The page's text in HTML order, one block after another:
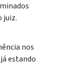
juiz.
nos
estando